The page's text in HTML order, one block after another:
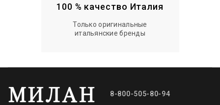
100 % качество Италия
Только оригинальные
итальянские бренды
8-800-505-80-94